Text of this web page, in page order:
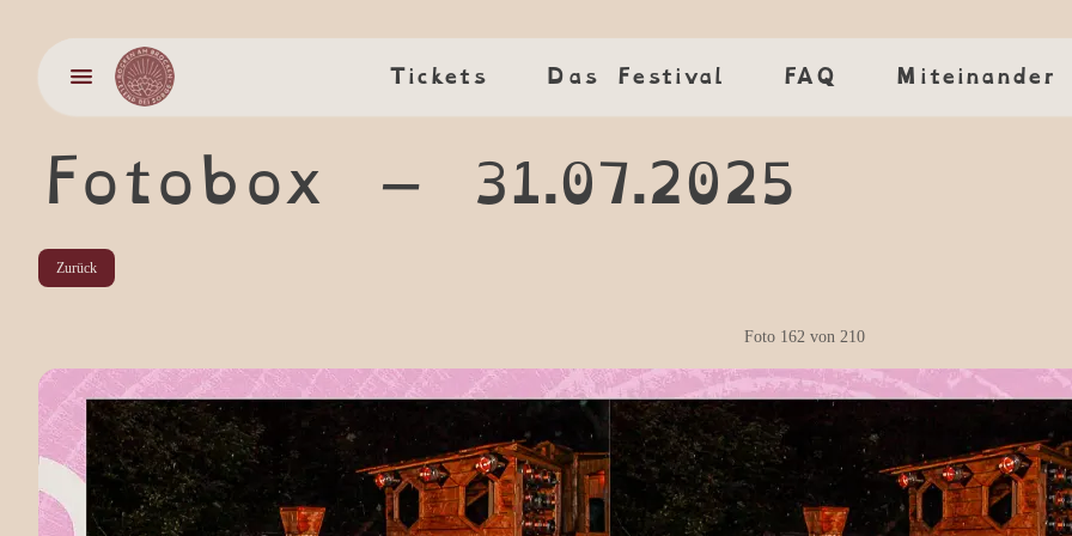
Tickets Das Festival FAQ Miteinander
Tickets Das Festival FAQ Miteinander
Fotobox – 31.07.2025
Zurück
Foto 162von 210